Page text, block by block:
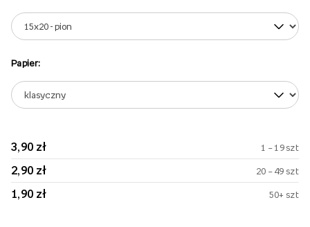
Papier:
3,90 zł 1 – 19 szt
2,90 zł 20 – 49 szt
1,90 zł 50+ szt